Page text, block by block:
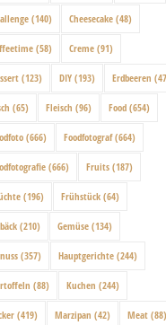
(140) Cheesecake (48)
(58) Creme (91)
(123) DIY (193) Erdbeeren
(65) Fleisch (96) Food (654)
(666) Foodfotograf(664)
(666) Fruits (187)
(196) Frühstück (64)
(210) Gemüse (134)
(357) Hauptgerichte (244)
(88) Kuchen (244)
(419) Marzipan (42) Meat (88)